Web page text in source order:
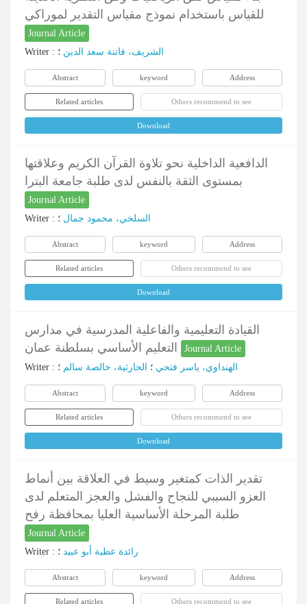
للقياس باستخدام نموذج مقياس التقدير لموراكي
Journal Article
Writer : الشریف، فاتنة سعد الدین ؛
Abstract keyword Address
Related articles Others recommend to see
Download
الدافعية الداخلية نحو تلاوة القرآن الكريم وعلاقتها
بمستوى الثقة بالنفس لدى طلبة جامعة البترا
Journal Article
Writer : السلخي، محمود جمال ؛
Abstract keyword Address
Related articles Others recommend to see
Download
القيادة التعليمية والفاعلية المدرسية في مدارس
Journal Article
Writer : الهنداوي، یاسر فتحي ؛ الحارثیة، خالصة سالم ؛
Abstract keyword Address
Related articles Others recommend to see
Download
تقدير الذات كمتغير وسيط في العلاقة بين أنماط
العزو السببي للنجاح والفشل والعجز المتعلم لدى
طلبة المرحلة الأساسية العليا بمحافظة رفح
Journal Article
Writer : رائدة عطیة أبو عبید ؛
Abstract keyword Address
Related articles Others recommend to see